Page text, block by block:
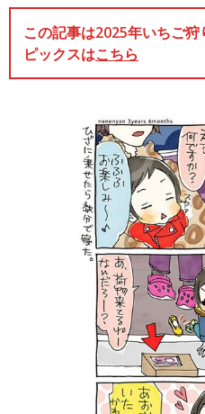
この記事は2025年いちご
ピックスはこちら